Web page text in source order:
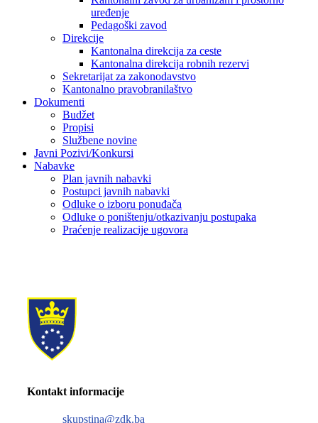
uređenje
Pedagoški zavod
Direkcije
Kantonalna direkcija za ceste
Kantonalna direkcija robnih rezervi
Sekretarijat za zakonodavstvo
Kantonalno pravobranilaštvo
Dokumenti
Budžet
Propisi
Službene novine
Javni Pozivi/Konkursi
Nabavke
Plan javnih nabavki
Postupci javnih nabavki
Odluke o izboru ponuđača
Odluke o poništenju/otkazivanju postupaka
Praćenje realizacije ugovora
Kontakt informacije
skupstina@zdk.ba